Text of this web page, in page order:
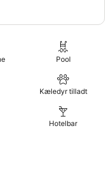
Pool
Kæledyr tilladt
Hotelbar